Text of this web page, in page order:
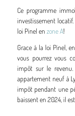
Ce programme
investissement
loi Pinel en zone A!
Grace à la loi Pinel,
vous pourrez vous
impôt sur le
appartement neuf à
impôt pendant une
baissent en 2024, il